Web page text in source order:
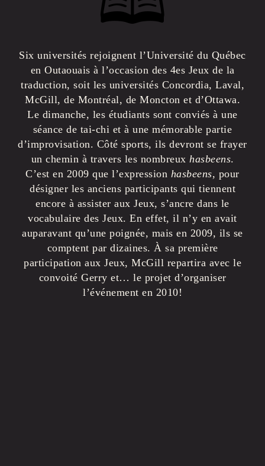
Six universités rejoignent l’Université du Québec
en Outaouais à l’occasion des 4es Jeux de la
traduction, soit les universités Concordia, Laval,
McGill, de Montréal, de Moncton et d’Ottawa.
Le dimanche, les étudiants sont conviés à une
séance de tai-chi et à une mémorable partie
d’improvisation. Côté sports, ils devront se frayer
un chemin à travers les nombreux hasbeens.
C’est en 2009 que l’expression hasbeens, pour
désigner les anciens participants qui tiennent
encore à assister aux Jeux, s’ancre dans le
vocabulaire des Jeux. En effet, il n’y en avait
auparavant qu’une poignée, mais en 2009, ils se
comptent par dizaines. À sa première
participation aux Jeux, McGill repartira avec le
convoité Gerry et… le projet d’organiser
l’événement en 2010!